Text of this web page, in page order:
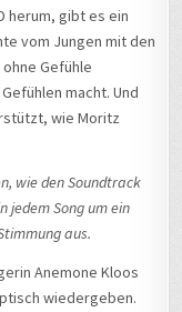
herum, gibt es ein
vom Jungen mit den
Gefühle
macht. Und
wie Moritz
wie den Soundtrack
jedem Song um ein
aus.
Anemone Kloos
wiedergeben.